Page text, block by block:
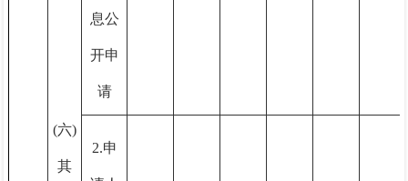
(六)
其
息公
开申
请
2.申